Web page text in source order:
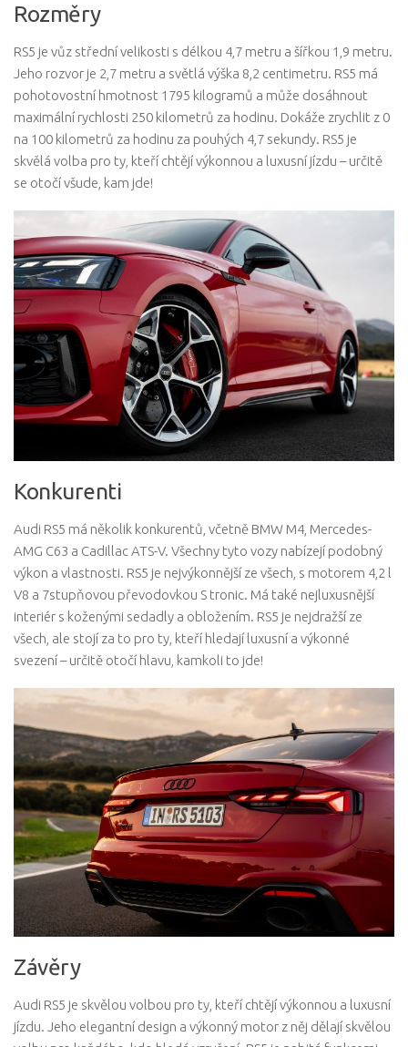
Rozměry
RS5 je vůz střední velikosti s délkou 4,7 metru a šířkou 1,9 metru.
Jeho rozvor je 2,7 metru a světlá výška 8,2 centimetru. RS5 má
pohotovostní hmotnost 1795 kilogramů a může dosáhnout
maximální rychlosti 250 kilometrů za hodinu. Dokáže zrychlit z 0
na 100 kilometrů za hodinu za pouhých 4,7 sekundy. RS5 je
skvělá volba pro ty, kteří chtějí výkonnou a luxusní jízdu – určitě
se otočí všude, kam jde!
Konkurenti
Audi RS5 má několik konkurentů, včetně BMW M4, Mercedes-
AMG C63 a Cadillac ATS-V. Všechny tyto vozy nabízejí podobný
výkon a vlastnosti. RS5 je nejvýkonnější ze všech, s motorem 4,2 l
V8 a 7stupňovou převodovkou S tronic. Má také nejluxusnější
interiér s koženými sedadly a obložením. RS5 je nejdražší ze
všech, ale stojí za to pro ty, kteří hledají luxusní a výkonné
svezení – určitě otočí hlavu, kamkoli to jde!
Závěry
Audi RS5 je skvělou volbou pro ty, kteří chtějí výkonnou a luxusní
jízdu. Jeho elegantní design a výkonný motor z něj dělají skvělou